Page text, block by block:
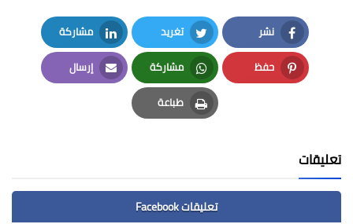
نشر
Facebook
تغريد
Twitter
مشاركة
LinkedIn
حفظ
Pinterest
مشاركة
Whatsapp
إرسال
Email
طباعة
Print
تعليقات
تعليقات Facebook